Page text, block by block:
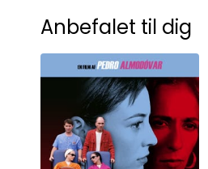
Anbefalet til dig